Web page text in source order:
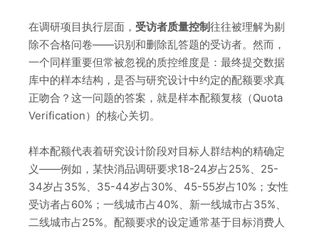
在调研项目执行层面， 受访者质量控制往往被理解为剔
除不合格问卷——识别和删除乱答题的受访者。然而，
一个同样重要但常被忽视的质控维度是：最终提交数据
库中的样本结构，是否与研究设计中约定的配额要求真
正吻合？这一问题的答案，就是样本配额复核（Quota
Verification）的核心关切。
样本配额代表着研究设计阶段对目标人群结构的精确定
义——例如，某快消品调研要求18-24岁占25%、25-
34岁占35%、35-44岁占30%、45-55岁占10%；女性
受访者占60%；一线城市占40%、新一线城市占35%、
二线城市占25%。配额要求的设定通常基于目标消费人